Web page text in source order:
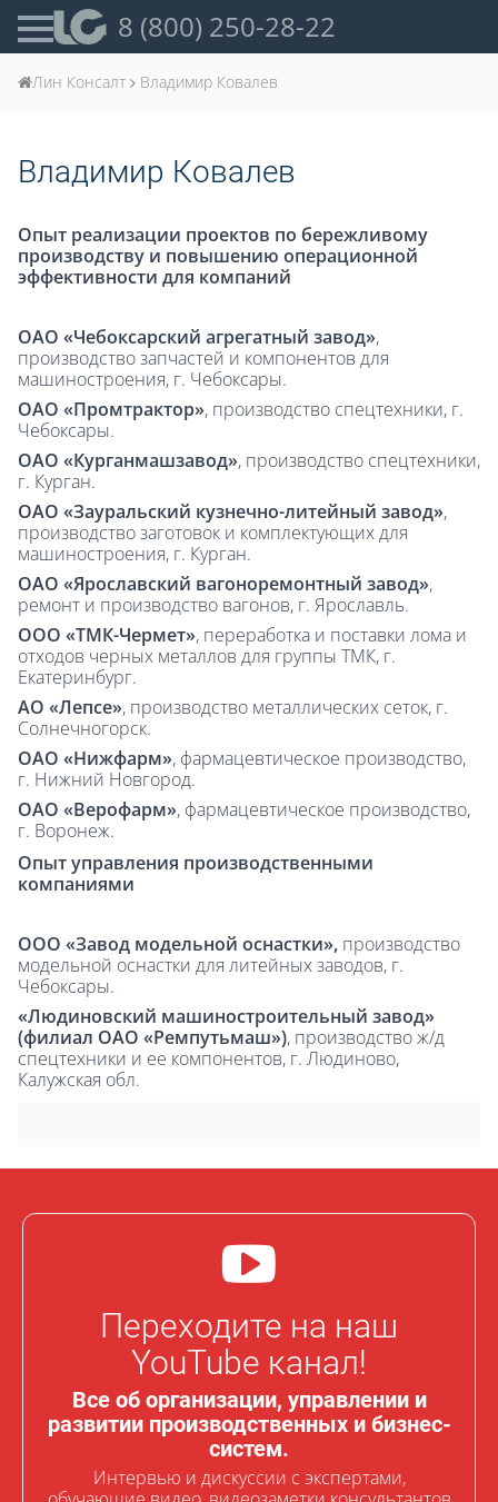
8 (800) 250-28-22
Лин Консалт Владимир Ковалев
Владимир Ковалев
Опыт реализации проектов по бережливому
производству и повышению операционной
эффективности для компаний
ОАО «Чебоксарский агрегатный завод»,
производство запчастей и компонентов для
машиностроения, г. Чебоксары.
ОАО «Промтрактор», производство спецтехники, г.
Чебоксары.
ОАО «Курганмашзавод», производство спецтехники,
г. Курган.
ОАО «Зауральский кузнечно-литейный завод»,
производство заготовок и комплектующих для
машиностроения, г. Курган.
ОАО «Ярославский вагоноремонтный завод»,
ремонт и производство вагонов, г. Ярославль.
ООО «ТМК-Чермет», переработка и поставки лома и
отходов черных металлов для группы ТМК, г.
Екатеринбург.
АО «Лепсе», производство металлических сеток, г.
Солнечногорск.
ОАО «Нижфарм», фармацевтическое производство,
г. Нижний Новгород.
ОАО «Верофарм», фармацевтическое производство,
г. Воронеж.
Опыт управления производственными
компаниями
ООО «Завод модельной оснастки», производство
модельной оснастки для литейных заводов, г.
Чебоксары.
«Людиновский машиностроительный завод»
(филиал ОАО «Ремпутьмаш»), производство ж/д
спецтехники и ее компонентов, г. Людиново,
Калужская обл.
Переходите на наш
YouTube канал!
Все об организации, управлении и
развитии производственных и бизнес-
систем.
Интервью и дискуссии с экспертами,